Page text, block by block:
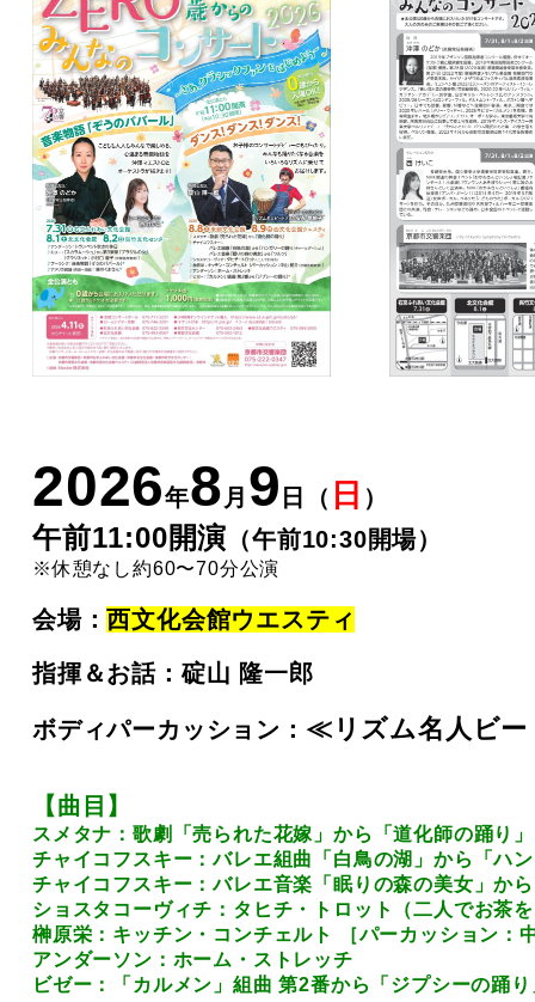
2026年8 月 9 日（ 日 ）
午前11:00開演 （午前10:30開場）
※休憩なし約60〜70分公演
会場：西文化会館ウエスティ
指揮＆お話：碇山 隆一郎
ボディパーカッション： ≪リズム名人ビ
【曲目】
スメタナ：歌劇「売られた花嫁」から「道化師の踊り」
チャイコフスキー：バレエ組曲「白鳥の湖」から「ハ
チャイコフスキー：バレエ音楽「眠りの森の美女」か
ショスタコーヴィチ：タヒチ・トロット（二人でお茶
榊原栄：キッチン・コンチェルト ［パーカッション
アンダーソン：ホーム・ストレッチ
ビゼー：「カルメン」組曲 第2番から「ジプシーの踊り